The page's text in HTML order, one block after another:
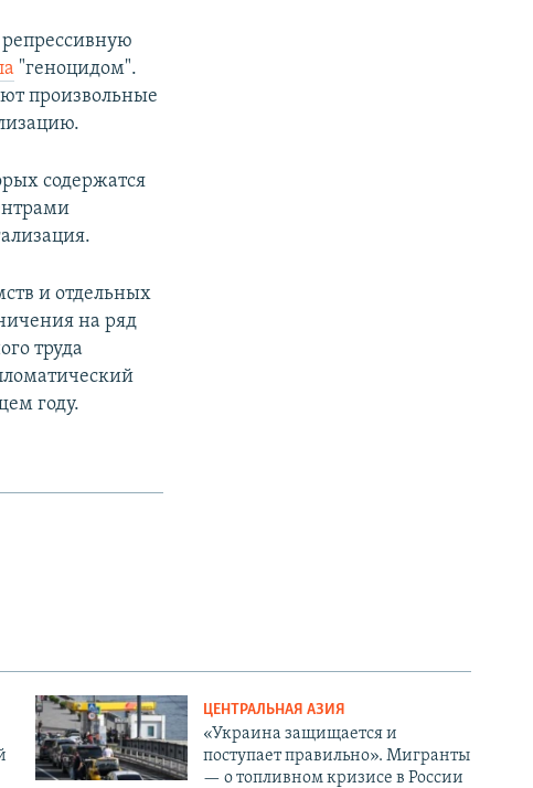
"геноцидом".
произвольные
содержатся
и отдельных
на ряд
труда
году.
ЦЕНТРАЛЬНАЯ АЗИЯ
«Украина защищается и
поступает правильно». Мигранты
— о топливном кризисе в России